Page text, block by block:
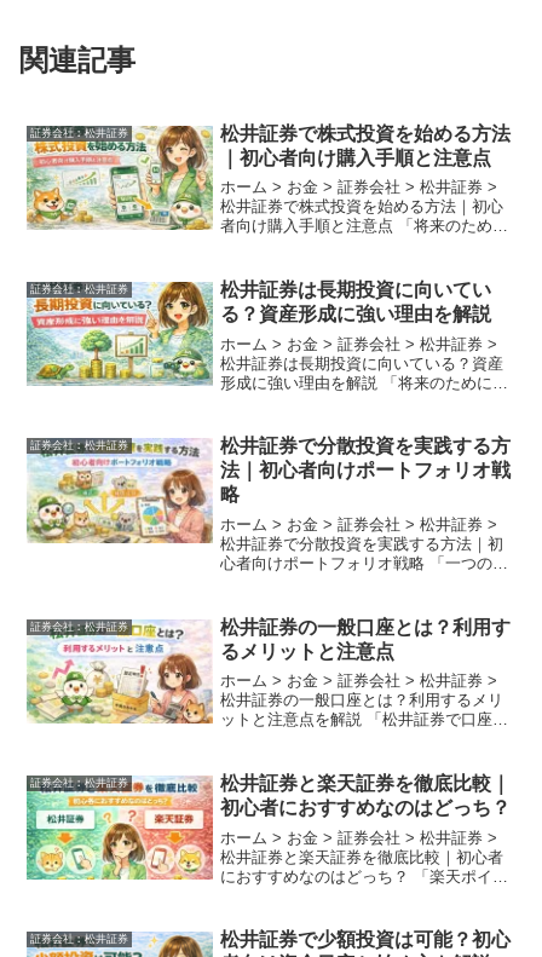
関連記事
証券会社︰松井証券
松井証券で株式投資を始める方法
｜初心者向け購入手順と注意点
ホーム > お金 > 証券会社 > 松井証券 >
松井証券で株式投資を始める方法｜初心
者向け購入手順と注意点 「将来のために
えている方は多いはず。老舗ネット証券
である...
証券会社︰松井証券
松井証券は長期投資に向いてい
る？資産形成に強い理由を解説
ホーム > お金 > 証券会社 > 松井証券 >
松井証券は長期投資に向いている？資産
形成に強い理由を解説 「将来のために資
預け続けても大丈夫？」 長期投資を検討
す...
証券会社︰松井証券
松井証券で分散投資を実践する方
法｜初心者向けポートフォリオ戦
略
ホーム > お金 > 証券会社 > 松井証券 >
松井証券で分散投資を実践する方法｜初
心者向けポートフォリオ戦略 「一つの銘
リオ）が分からない」 投資の世界には
『卵を一...
証券会社︰松井証券
松井証券の一般口座とは？利用す
るメリットと注意点
ホーム > お金 > 証券会社 > 松井証券 >
松井証券の一般口座とは？利用するメリ
ットと注意点を解説 「松井証券で口座開
「あえて一般口座を選ぶ理由はある
の？」 結論...
証券会社︰松井証券
松井証券と楽天証券を徹底比較｜
初心者におすすめなのはどっち？
ホーム > お金 > 証券会社 > 松井証券 >
松井証券と楽天証券を徹底比較｜初心者
におすすめなのはどっち？ 「楽天ポイン
新NISAの開始以来、ネット証券選びは
「ポ...
証券会社︰松井証券
松井証券で少額投資は可能？初心